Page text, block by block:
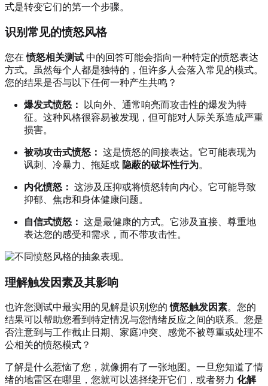
式是转变它们的第一个步骤。
识别常见的愤怒风格
您在愤怒相关测试 中的回答可能会指向一种特定的愤怒表达
方式。虽然每个人都是独特的，但许多人会落入常见的模式。
您的结果是否与以下任何一种产生共鸣？
爆发式愤怒：
以向外、通常响亮而攻击性的爆发为特
征。这种风格很容易被发现，但可能对人际关系造成严重
损害。
被动攻击式愤怒： 这是愤怒的间接表达。它可能表现为
讽刺、冷暴力、拖延或 隐蔽的破坏性行为。
内化愤怒： 这涉及压抑或将愤怒转向内心。它可能导致
抑郁、焦虑和身体健康问题。
自信式愤怒： 这是最健康的方式。它涉及直接、尊重地
表达您的感受和需求，而不带攻击性。
理解触发因素及其影响
也许您测试中最实用的见解是识别您的愤怒触发因素。您的
结果可以帮助您看到特定情况与您情绪反应之间的联系。您是
否注意到与工作截止日期、家庭冲突、感觉不被尊重或处理不
公相关的愤怒模式？
了解是什么惹恼了您，就像拥有了一张地图。一旦您知道了情
绪的地雷区在哪里，您就可以选择绕开它们，或者努力 化解